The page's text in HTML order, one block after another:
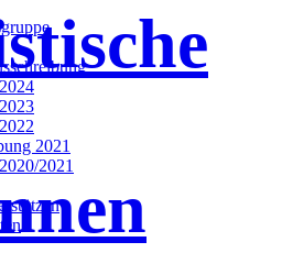
2021
2021